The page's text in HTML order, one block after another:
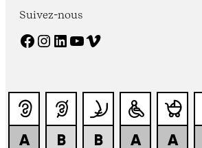
Suivez-nous
Facebook Instagram LinkedIn YouTube Vimeo